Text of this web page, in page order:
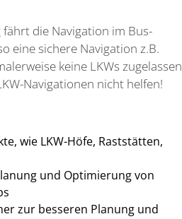
die Navigation im Bus-
eine sichere Navigation z.B.
keine LKWs zugelassen
Navigationen nicht helfen!
wie LKW-Höfe, Raststätten,
und Optimierung von
zur besseren Planung und